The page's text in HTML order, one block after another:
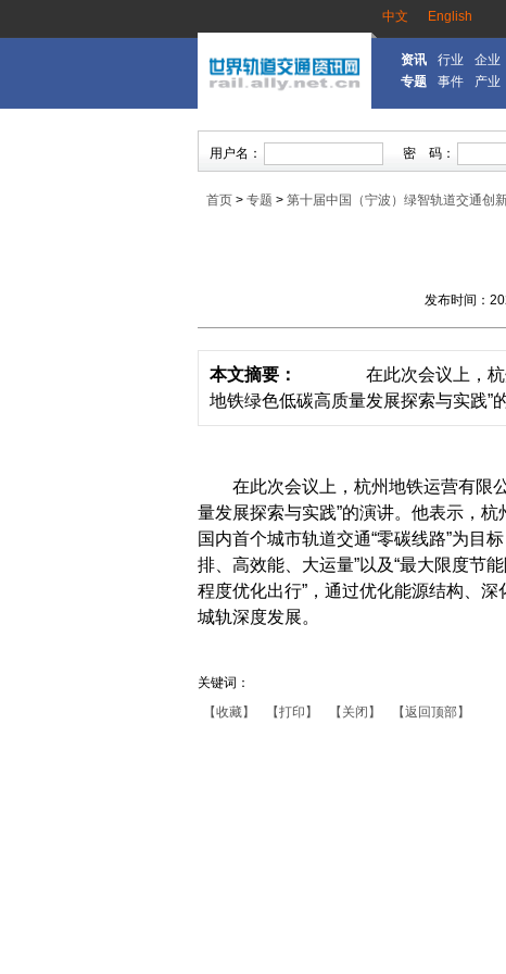
中文 English
资讯 行业 企业
专题
事件 产业
首页 > 专题 > 第十届中国（宁波）绿智轨道交通创
发布时间：
本文摘要：
在此次会议上，杭州地
地铁绿色低碳高质量发展探索与实践”
在此次会议上，杭州地铁运营有限公
量发展探索与实践”的演讲。他表示，
国内首个城市轨道交通“零碳线路”为目
排、高效能、大运量”以及“最大限度节
程度优化出行”，通过优化能源结构、
城轨深度发展。
关键词：
【收藏】
【打印】 【关闭】 【返回顶部】